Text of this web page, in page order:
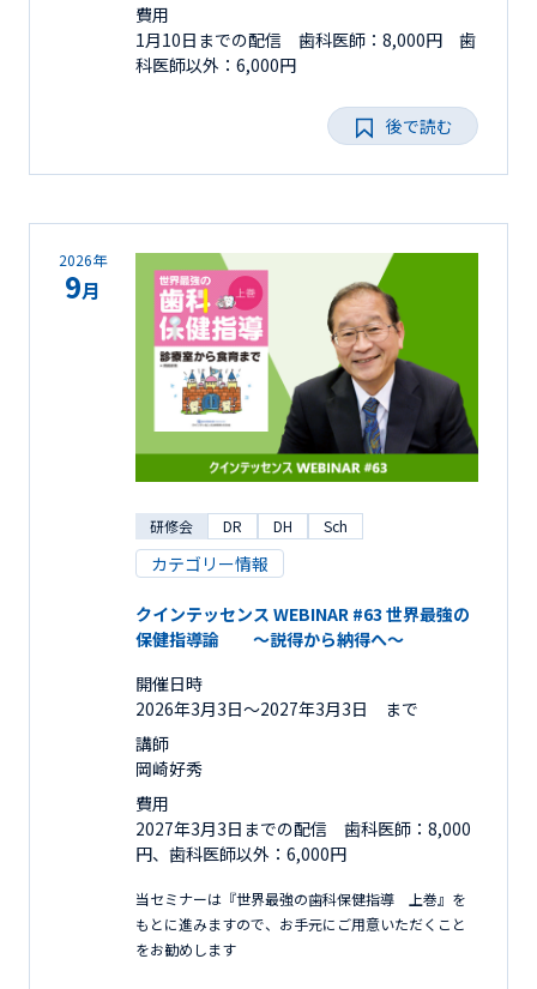
費用
1月10日までの配信 歯科医師：8,000円 歯
科医師以外：6,000円
後で読む
2026年
9月
研修会 DR DH Sch
カテゴリー情報
クインテッセンス WEBINAR #63 世界最強の
保健指導論 ～説得から納得へ～
開催日時
2026年3月3日〜2027年3月3日 まで
講師
岡崎好秀
費用
2027年3月3日までの配信 歯科医師：8,000
円、歯科医師以外：6,000円
当セミナーは『世界最強の歯科保健指導 上巻』を
もとに進みますので、お手元にご用意いただくこと
をお勧めします